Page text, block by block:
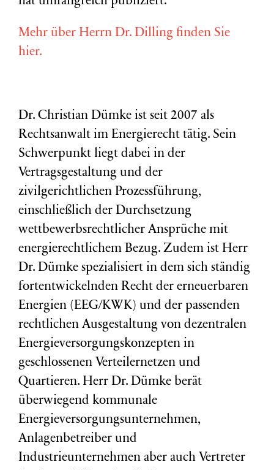
Mehr über Herrn Dr. Dilling finden Sie
hier.
Dr. Christian Dümke ist seit 2007 als
Rechtsanwalt im Energierecht tätig. Sein
Schwerpunkt liegt dabei in der
Vertragsgestaltung und der
zivilgerichtlichen Prozessführung,
einschließlich der Durchsetzung
wettbewerbsrechtlicher Ansprüche mit
energierechtlichem Bezug. Zudem ist Herr
Dr. Dümke spezialisiert in dem sich ständig
fortentwickelnden Recht der erneuerbaren
Energien (EEG/KWK) und der passenden
rechtlichen Ausgestaltung von dezentralen
Energieversorgungskonzepten in
geschlossenen Verteilernetzen und
Quartieren. Herr Dr. Dümke berät
überwiegend kommunale
Energieversorgungsunternehmen,
Anlagenbetreiber und
Industrieunternehmen aber auch Vertreter